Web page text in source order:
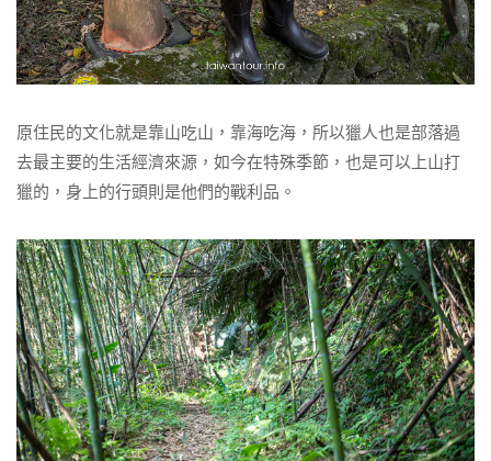
原住民的文化就是靠山吃山，靠海吃海，所以獵人也是部落過
去最主要的生活經濟來源，如今在特殊季節，也是可以上山打
獵的，身上的行頭則是他們的戰利品。